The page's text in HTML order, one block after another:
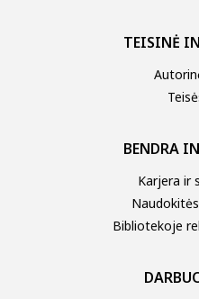
TEISINĖ
BENDRA
Karjera ir
Bibliotekoje